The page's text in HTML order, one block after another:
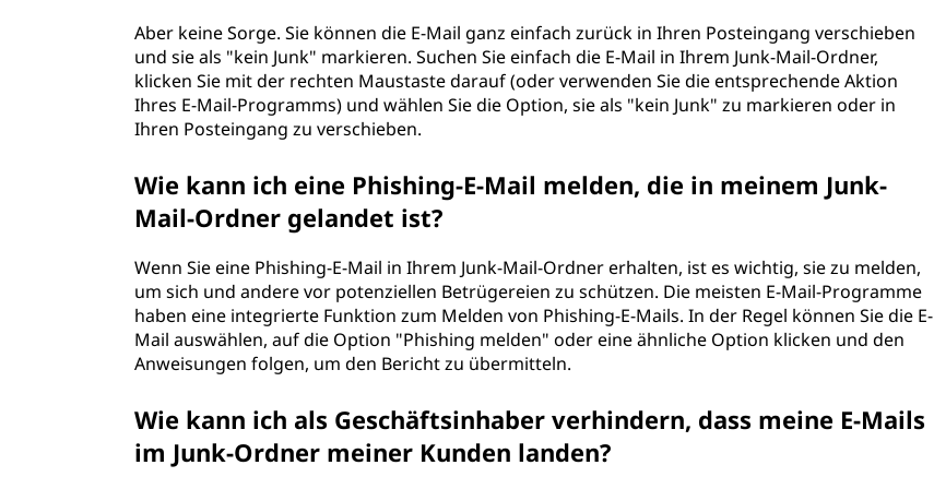
Aber keine Sorge. Sie können die E-Mail ganz einfach zurück in Ihren Posteingang verschieben
und sie als "kein Junk" markieren. Suchen Sie einfach die E-Mail in Ihrem Junk-Mail-Ordner,
klicken Sie mit der rechten Maustaste darauf (oder verwenden Sie die entsprechende Aktion
Ihres E-Mail-Programms) und wählen Sie die Option, sie als "kein Junk" zu markieren oder in
Ihren Posteingang zu verschieben.
Wie kann ich eine Phishing-E-Mail melden, die in meinem Junk-
Mail-Ordner gelandet ist?
Wenn Sie eine Phishing-E-Mail in Ihrem Junk-Mail-Ordner erhalten, ist es wichtig, sie zu melden,
um sich und andere vor potenziellen Betrügereien zu schützen. Die meisten E-Mail-Programme
haben eine integrierte Funktion zum Melden von Phishing-E-Mails. In der Regel können Sie die E-
Mail auswählen, auf die Option "Phishing melden" oder eine ähnliche Option klicken und den
Anweisungen folgen, um den Bericht zu übermitteln.
Wie kann ich als Geschäftsinhaber verhindern, dass meine E-Mails
im Junk-Ordner meiner Kunden landen?